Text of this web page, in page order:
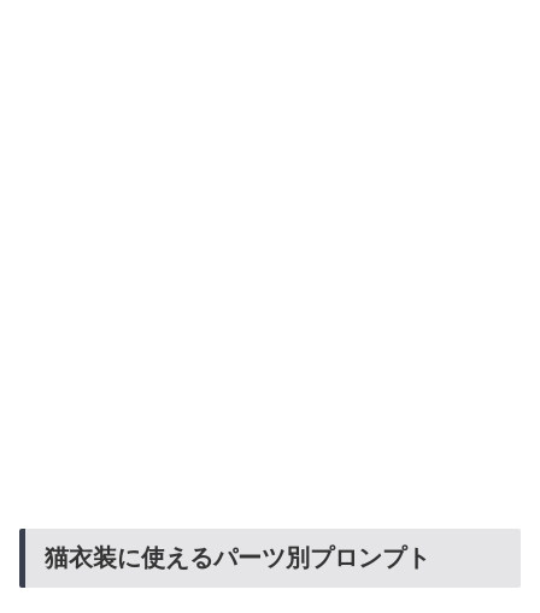
猫衣装に使えるパーツ別プロンプト